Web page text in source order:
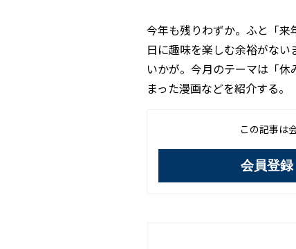
今年も残りわずか。ふと「
日に趣味を楽しむ余裕がな
いかが。今月のテーマは「
まった漫画などを紹介する。
この記事は
会員登録